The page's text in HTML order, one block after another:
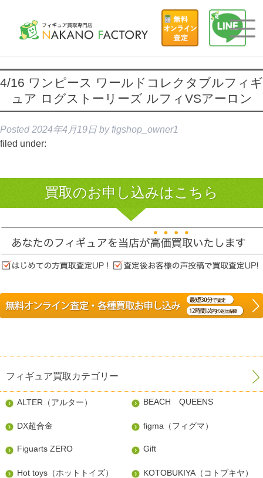
4/16 ワンピース ワールドコレクタブルフィギ
ュア ログストーリーズ ルフィVSアーロン
Posted 2024年4月19日 by figshop_owner1
filed under:
買取のお申し込みはこちら
フィギュア買取カテゴリー
ALTER（アルター） BEACH QUEENS
DX超合金 figma（フィグマ）
Figuarts ZERO Gift
Hot toys（ホットトイズ） KOTOBUKIYA（コトブキヤ）